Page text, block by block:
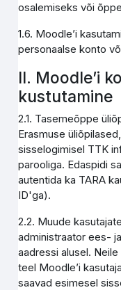
osalemiseks või
1.6. Moodle’i
personaalse konto
II. Moodle’i
kustutamine
2.1. Tasemeõppe
Erasmuse
sisselogimisel TTK
parooliga. Edaspidi
autentida ka TARA
ID'ga).
2.2. Muude
administraator ees-
aadressi alusel.
teel Moodle’i
saavad esimesel